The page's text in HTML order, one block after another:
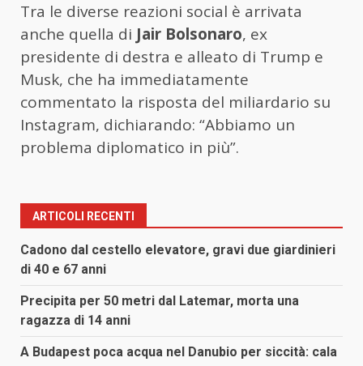
Tra le diverse reazioni social è arrivata
anche quella di Jair Bolsonaro, ex
presidente di destra e alleato di Trump e
Musk, che ha immediatamente
commentato la risposta del miliardario su
Instagram, dichiarando: “Abbiamo un
problema diplomatico in più”.
ARTICOLI RECENTI
Cadono dal cestello elevatore, gravi due giardinieri
di 40 e 67 anni
Precipita per 50 metri dal Latemar, morta una
ragazza di 14 anni
A Budapest poca acqua nel Danubio per siccità: cala